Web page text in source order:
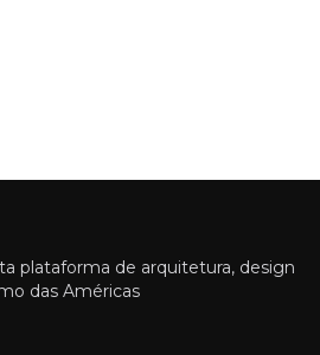
plataforma de arquitetura, design
das Américas